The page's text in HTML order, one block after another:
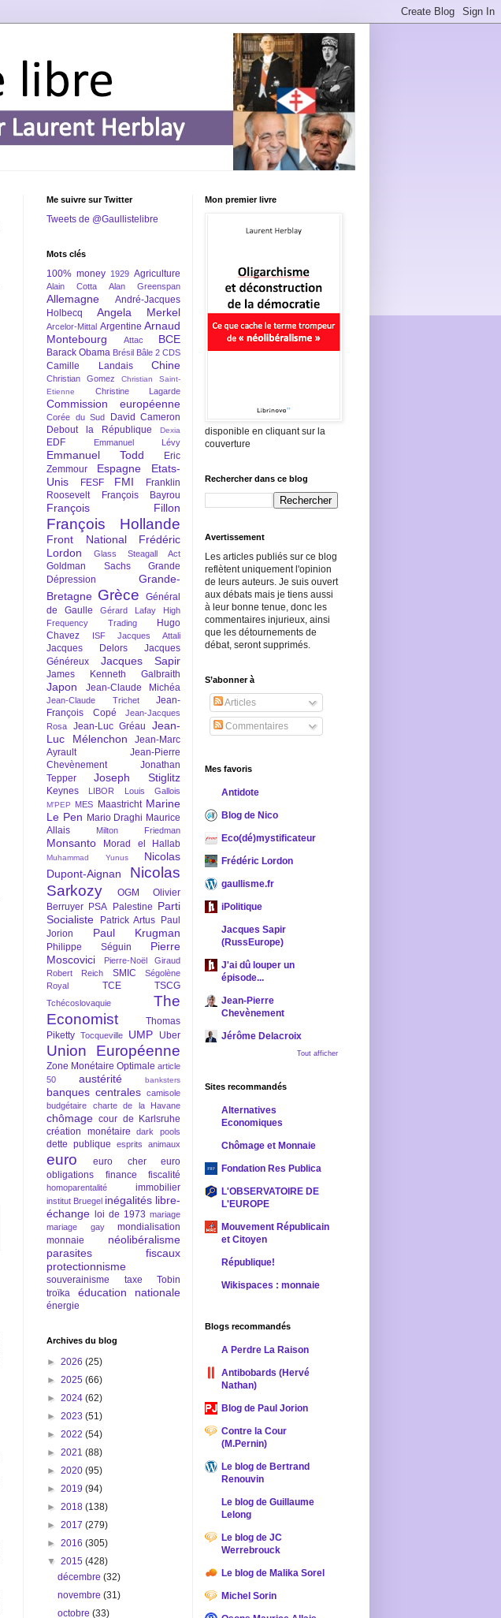
Me suivre sur Twitter
Tweets de @Gaullistelibre
Mots clés
100% money 1929 Agriculture
Alain Cotta Alan Greenspan
Allemagne
André-Jacques
Holbecq
Angela Merkel
Arcelor-Mittal Argentine Arnaud
Montebourg
Attac BCE
Barack Obama Brésil Bâle 2 CDS
Camille Landais Chine
Christian Gomez
Christian Saint-
Etienne
Christine Lagarde
Commission européenne
Corée du Sud
David Cameron
Debout la République
Dexia
EDF Emmanuel Lévy
Emmanuel Todd
Eric
Zemmour
Espagne
Etats-
Unis
FESF FMI
Franklin
Roosevelt
François Bayrou
François Fillon
François Hollande
Front National
Frédéric
Lordon
Glass Steagall Act
Goldman Sachs
Grande
Dépression
Grande-
Bretagne Grèce
Général
de Gaulle
Gérard Lafay
High
Frequency Trading
Hugo
Chavez
ISF Jacques Attali
Jacques Delors
Jacques
Généreux
Jacques Sapir
James Kenneth Galbraith
Japon Jean-Claude Michéa
Jean-Claude Trichet
Jean-
François Copé
Jean-Jacques
Rosa
Jean-Luc Gréau
Jean-
Luc Mélenchon
Jean-Marc
Ayrault
Jean-Pierre
Chevènement
Jonathan
Tepper
Joseph Stiglitz
Keynes LIBOR Louis Gallois
M'PEP MES Maastricht Marine
Le Pen Mario Draghi Maurice
Allais
Milton Friedman
Monsanto Morad el Hallab
Muhammad Yunus
Nicolas
Dupont-Aignan
Nicolas
Sarkozy
OGM
Olivier
Berruyer PSA Palestine Parti
Socialiste
Patrick Artus
Paul
Jorion
Paul Krugman
Philippe Séguin
Pierre
Moscovici
Pierre-Noël Giraud
Robert Reich
SMIC
Ségolène
Royal
TCE TSCG
Tchécoslovaquie
The
Economist
Thomas
Piketty Tocqueville UMP Uber
Union Européenne
Zone Monétaire Optimale article
50
austérité banksters
banques centrales camisole
budgétaire
charte de la Havane
chômage cour de Karlsruhe
création monétaire
dark pools
dette publique esprits animaux
euro euro cher
euro
obligations
finance fiscalité
homoparentalité immobilier
institut Bruegel inégalités libre-
échange
loi de 1973 mariage
mariage gay
mondialisation
monnaie
néolibéralisme
parasites fiscaux
protectionnisme
souverainisme
taxe Tobin
troïka
éducation nationale
énergie
Archives du blog
► 2026 (25)
► 2025 (66)
► 2024 (62)
► 2023 (51)
► 2022 (54)
► 2021 (88)
► 2020 (95)
► 2019 (94)
► 2018 (138)
► 2017 (279)
► 2016 (305)
▼ 2015 (428)
décembre(32)
novembre(31)
octobre(33)
Mon premier livre
disponible en cliquant sur la
couverture
Rechercher dans ce blog
Avertissement
Les articles publiés sur ce blog
reflètent uniquement l'opinion
de leurs auteurs. Je suis ouvert
aux débats mais je tiens aussi
à leur bonne tenue, donc les
commentaires injurieux, ainsi
que les détournements de
débat, seront supprimés.
S’abonner à
Articles
Commentaires
Mes favoris
Antidote
Blog de Nico
Eco(dé)mystificateur
Frédéric Lordon
gaullisme.fr
iPolitique
Jacques Sapir
(RussEurope)
J'ai dû louper un
épisode...
Jean-Pierre
Chevènement
Jérôme Delacroix
Tout afficher
Sites recommandés
Alternatives
Economiques
Chômage et Monnaie
Fondation Res Publica
L'OBSERVATOIRE DE
L'EUROPE
Mouvement Républicain
et Citoyen
République!
Wikispaces : monnaie
Blogs recommandés
A Perdre La Raison
Antibobards (Hervé
Nathan)
Blog de Paul Jorion
Contre la Cour
(M.Pernin)
Le blog de Bertrand
Renouvin
Le blog de Guillaume
Lelong
Le blog de JC
Werrebrouck
Le blog de Malika Sorel
Michel Sorin